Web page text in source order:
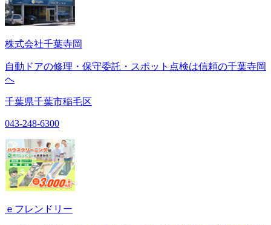
株式会社千葉寺岡
自動ドアの修理・保守委託・スポット点検は信頼の千葉寺岡
へ
千葉県千葉市稲毛区
043-248-6300
ｅフレンドリー